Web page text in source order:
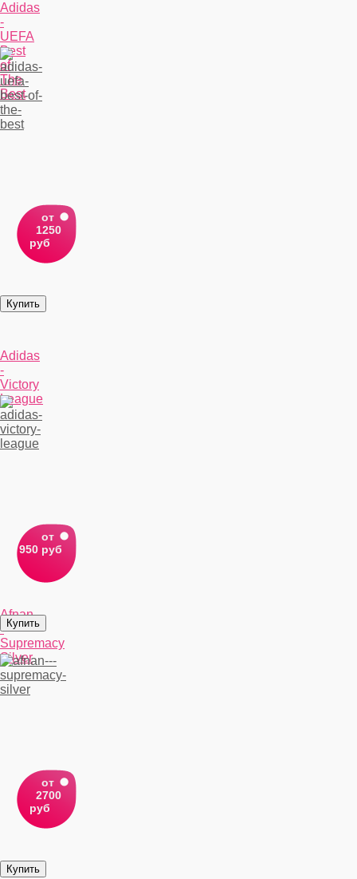
Adidas
-
UEFA
Best
of
The
Best
от
1250
руб
Adidas
-
Victory
League
от
950 руб
Afnan
-
Supremacy
Silver
от
2700
руб